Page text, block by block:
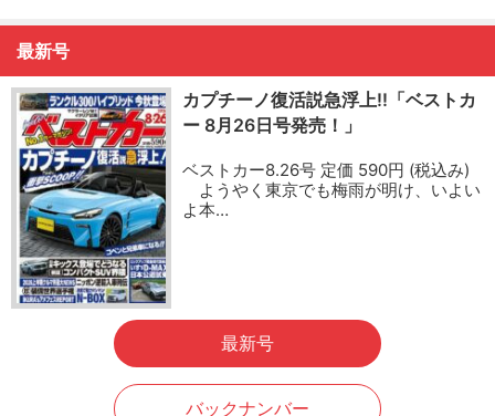
最新号
カプチーノ復活説急浮上!!「ベストカ
ー 8月26日号発売！」
ベストカー8.26号 定価 590円 (税込み)
ようやく東京でも梅雨が明け、いよい
よ本…
最新号
バックナンバー